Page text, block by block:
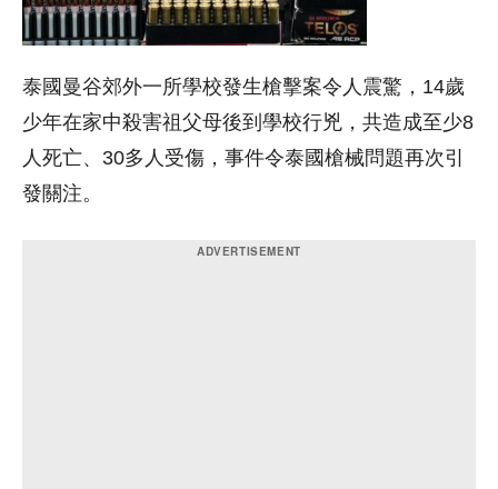
泰國曼谷郊外一所學校發生槍擊案令人震驚，14歲
少年在家中殺害祖父母後到學校行兇，共造成至少8
人死亡、30多人受傷，事件令泰國槍械問題再次引
發關注。